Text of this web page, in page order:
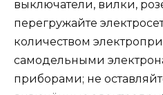
выключатели, вилки,
перегружайте
количеством
самодельными
приборами; не